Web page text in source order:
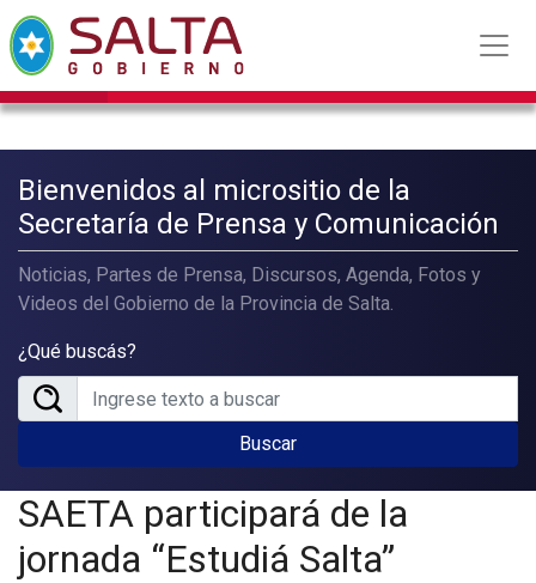
Bienvenidos al micrositio de la
Secretaría de Prensa y Comunicación
Noticias, Partes de Prensa, Discursos, Agenda, Fotos y
Videos del Gobierno de la Provincia de Salta.
¿Qué buscás?
Buscar
SAETA participará de la
jornada “Estudiá Salta”